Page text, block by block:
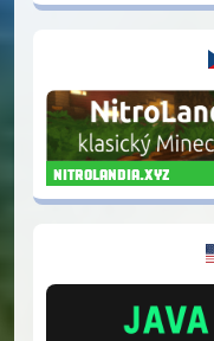
nitrolandia.xyz